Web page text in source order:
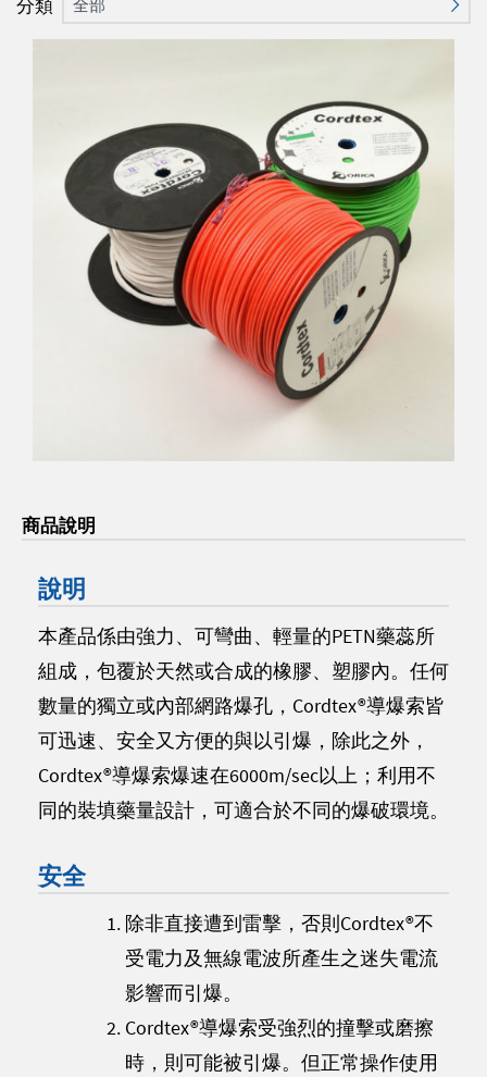
分類 全部
商品說明
說明
本產品係由強力、可彎曲、輕量的PETN藥蕊所
組成，包覆於天然或合成的橡膠、塑膠內。任何
數量的獨立或內部網路爆孔，Cordtex®導爆索皆
可迅速、安全又方便的與以引爆，除此之外，
Cordtex®導爆索爆速在6000m/sec以上；利用不
同的裝填藥量設計，可適合於不同的爆破環境。
安全
除非直接遭到雷擊，否則Cordtex®不
受電力及無線電波所產生之迷失電流
影響而引爆。
Cordtex®導爆索受強烈的撞擊或磨擦
時，則可能被引爆。但正常操作使用